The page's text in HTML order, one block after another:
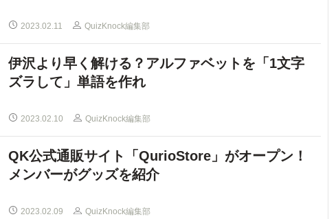
2023.02.11 QuizKnock編集部
伊沢より早く解ける？アルファベットを「1文字
ズラして」単語を作れ
2023.02.10 QuizKnock編集部
QK公式通販サイト「QurioStore」がオープン！
メンバーがグッズを紹介
2023.02.09 QuizKnock編集部